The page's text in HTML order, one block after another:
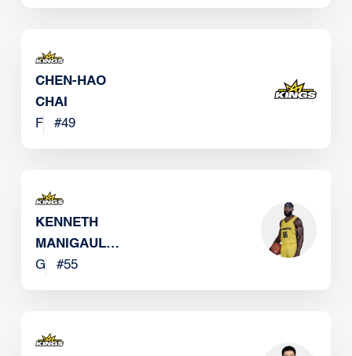
CHEN-HAO
CHAI
F
#49
KENNETH
MANIGAULT
JR
G #55